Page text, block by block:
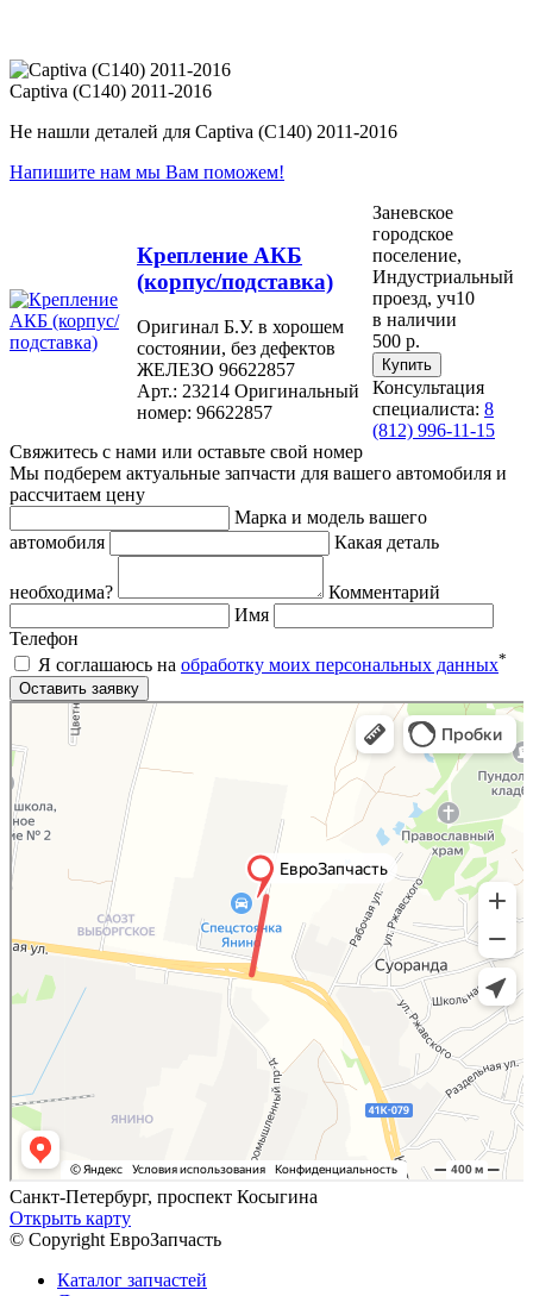
Captiva (C140) 2011-2016
Не нашли деталей для Captiva (C140) 2011-2016
Напишите нам мы Вам поможем!
Крепление АКБ
(корпус/подставка)
Оригинал Б.У. в хорошем
состоянии, без дефектов
ЖЕЛЕЗО 96622857
Арт.: 23214 Оригинальный
номер: 96622857
Заневское
городское
поселение,
Индустриальный
проезд, уч10
в наличии
500 р.
Консультация
специалиста: 8
(812) 996-11-15
Свяжитесь с нами или оставьте свой номер
Мы подберем актуальные запчасти для вашего автомобиля и
рассчитаем цену
Марка и модель вашего
автомобиля
Какая деталь
необходима?
Комментарий
Имя
Телефон
Я соглашаюсь на обработку моих персональных данных*
Яндекс.Карты
Яндекс.Карты — поиск мест и адресов, городской транспорт
Санкт-Петербург, проспект Косыгина
Открыть карту
© Copyright ЕвроЗапчасть
Каталог запчастей